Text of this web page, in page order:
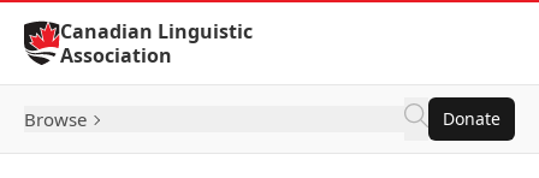
Skip to Content
Canadian Linguistic
Association
Browse Donate